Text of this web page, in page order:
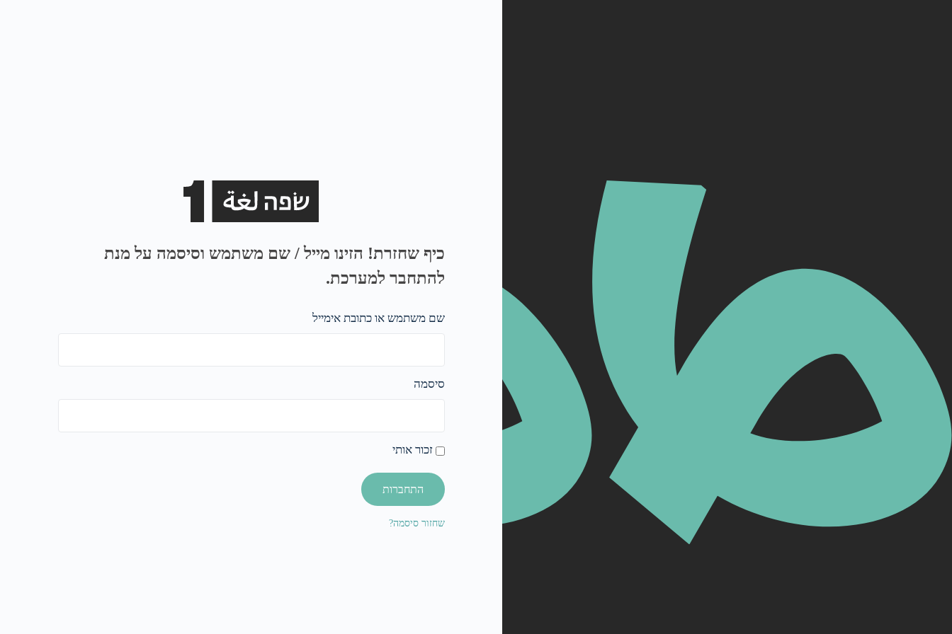
כיף שחזרת! הזינו מייל / שם משתמש וסיסמה על מנת
להתחבר למערכת.
שם משתמש או כתובת אימייל
סיסמה
זכור אותי
התחברות
שחזור סיסמה?